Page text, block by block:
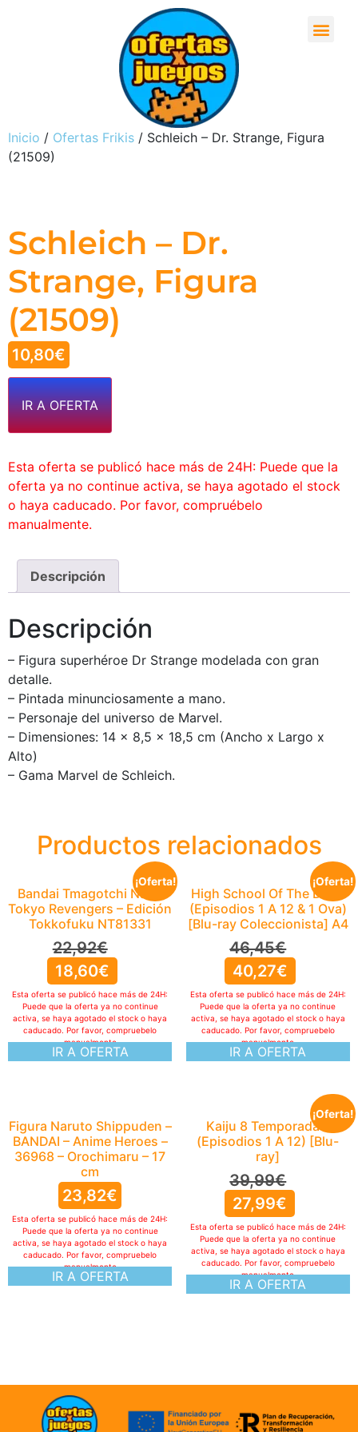
Inicio / Ofertas Frikis / Schleich – Dr. Strange, Figura
(21509)
Schleich – Dr.
Strange, Figura
(21509)
10,80€
IR A OFERTA
Esta oferta se publicó hace más de 24H: Puede que la
oferta ya no continue activa, se haya agotado el stock
o haya caducado. Por favor, compruébelo
manualmente.
Descripción
Descripción
– Figura superhéroe Dr Strange modelada con gran
detalle.
– Pintada minunciosamente a mano.
– Personaje del universo de Marvel.
– Dimensiones: 14 x 8,5 x 18,5 cm (Ancho x Largo x
Alto)
– Gama Marvel de Schleich.
Productos relacionados
¡Oferta!
Bandai Tmagotchi Nano
Tokyo Revengers – Edición
Tokkofuku NT81331
22,92€
18,60€
IR A OFERTA
Esta oferta se publicó hace más de 24H:
Puede que la oferta ya no continue
activa, se haya agotado el stock o haya
caducado. Por favor, compruebelo
manualmente
¡Oferta!
High School Of The Dead
(Episodios 1 A 12 & 1 Ova)
[Blu-ray Coleccionista] A4
46,45€
40,27€
IR A OFERTA
Esta oferta se publicó hace más de 24H:
Puede que la oferta ya no continue
activa, se haya agotado el stock o haya
caducado. Por favor, compruebelo
manualmente
Figura Naruto Shippuden –
BANDAI – Anime Heroes –
36968 – Orochimaru – 17
cm
23,82€
IR A OFERTA
Esta oferta se publicó hace más de 24H:
Puede que la oferta ya no continue
activa, se haya agotado el stock o haya
caducado. Por favor, compruebelo
manualmente
¡Oferta!
Kaiju 8 Temporada 1
(Episodios 1 A 12) [Blu-
ray]
39,99€
27,99€
IR A OFERTA
Esta oferta se publicó hace más de 24H:
Puede que la oferta ya no continue
activa, se haya agotado el stock o haya
caducado. Por favor, compruebelo
manualmente